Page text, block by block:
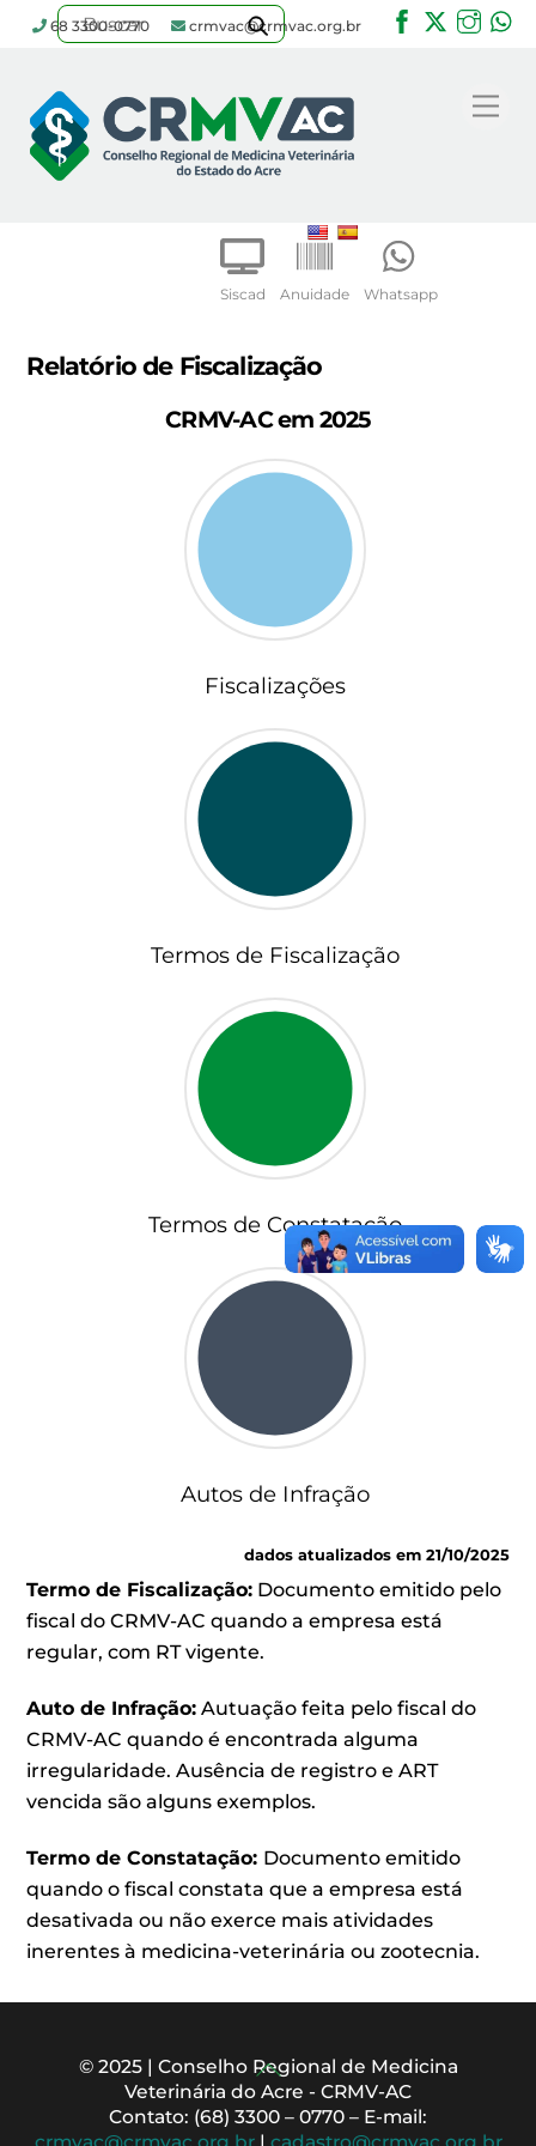
content
Siscad Anuidade Whatsapp
68 3300-0770 crmvac@crmvac.org.br
Facebook
Twitter
Relatório de Fiscalização
CRMV-AC em 2025
Fiscalizações
Termos de Fiscalização
Termos de Constatação
Autos de Infração
dados atualizados em 21/10/2025
Termo de Fiscalização: Documento emitido pelo
fiscal do CRMV-AC quando a empresa está
regular, com RT vigente.
Auto de Infração: Autuação feita pelo fiscal do
CRMV-AC quando é encontrada alguma
irregularidade. Ausência de registro e ART
vencida são alguns exemplos.
Termo de Constatação: Documento emitido
quando o fiscal constata que a empresa está
desativada ou não exerce mais atividades
inerentes à medicina-veterinária ou zootecnia.
Back
To
Top
© 2025 | Conselho Regional de Medicina
Veterinária do Acre - CRMV-AC
Contato: (68) 3300 – 0770 – E-mail: